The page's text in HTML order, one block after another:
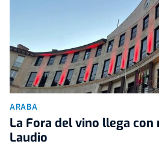
ARABA
La Fora del vino llega con
Laudio